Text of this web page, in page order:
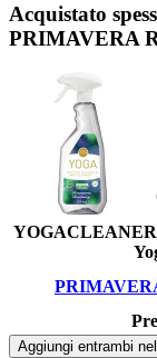
Acquistato
PRIMAVERA
YOGACLEANER
Aggiungi entrambi